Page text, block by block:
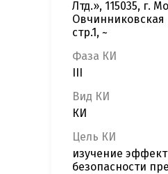
Лтд.», 115035, г.
Овчинниковская
стр.1, ~
Фаза КИ
Вид КИ
КИ
Цель КИ
изучение
безопасности